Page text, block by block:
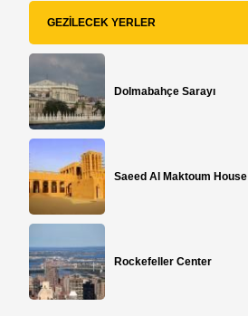
GEZILECEK YERLER
Dolmabahçe Sarayı
Saeed Al Maktoum House
Rockefeller Center